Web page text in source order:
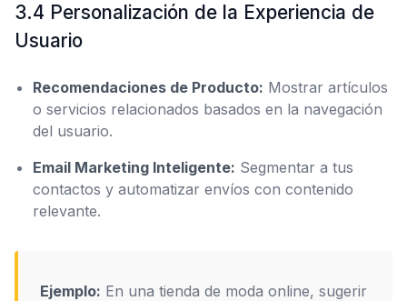
3.4 Personalización de la Experiencia de
Usuario
Recomendaciones de Producto: Mostrar artículos
o servicios relacionados basados en la navegación
del usuario.
Email Marketing Inteligente: Segmentar a tus
contactos y automatizar envíos con contenido
relevante.
Ejemplo: En una tienda de moda online, sugerir